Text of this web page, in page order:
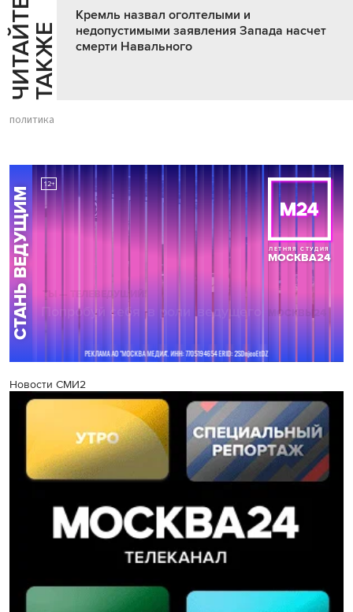
Ч
И
Т
АЙ
Т
Е
Т
А
К
ЖЕ
Кремль назвал оголтелыми и
недопустимыми заявления Запада насчет
смерти Навального
политика
Новости СМИ2